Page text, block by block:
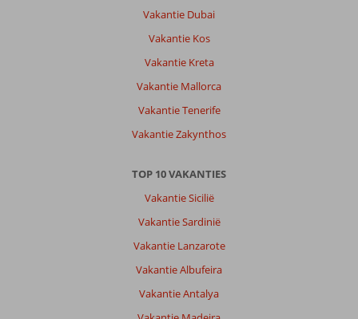
Vakantie Dubai
Vakantie Kos
Vakantie Kreta
Vakantie Mallorca
Vakantie Tenerife
Vakantie Zakynthos
TOP 10 VAKANTIES
Vakantie Sicilië
Vakantie Sardinië
Vakantie Lanzarote
Vakantie Albufeira
Vakantie Antalya